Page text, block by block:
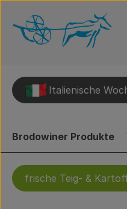
Italienische
Brodowiner Produkte
frische Teig- &